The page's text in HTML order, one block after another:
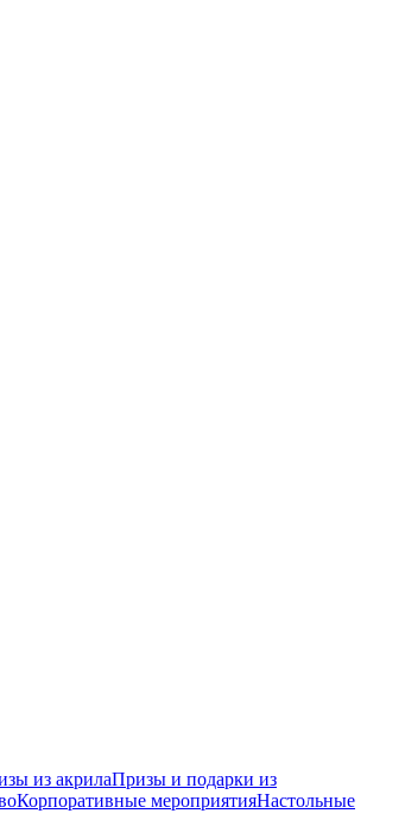
из акрилаПризы и подарки из
Корпоративные мероприятияНастольные